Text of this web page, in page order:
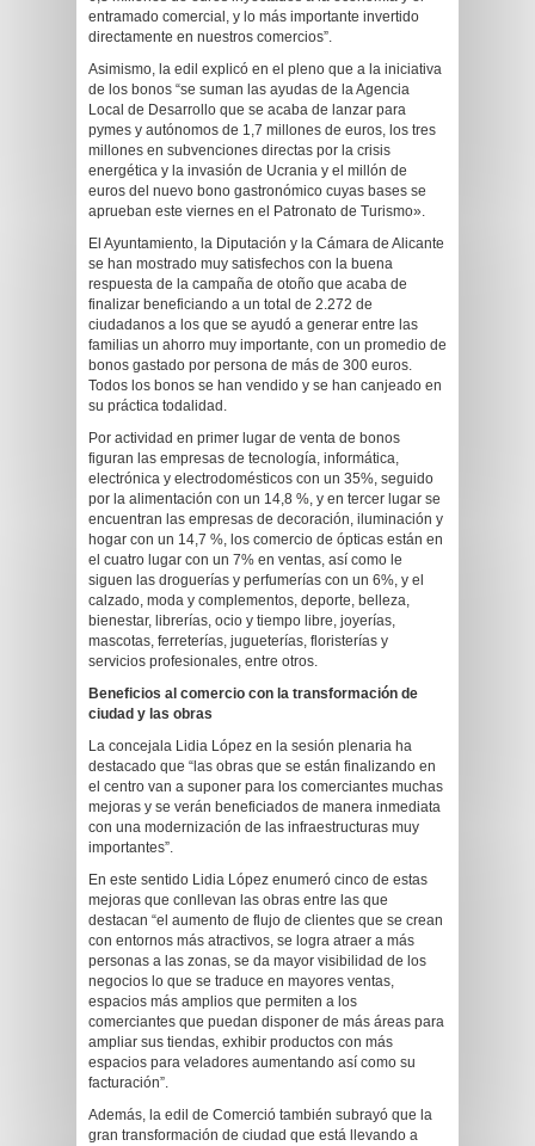
entramado comercial, y lo más importante invertido
directamente en nuestros comercios”.
Asimismo, la edil explicó en el pleno que a la iniciativa
de los bonos “se suman las ayudas de la Agencia
Local de Desarrollo que se acaba de lanzar para
pymes y autónomos de 1,7 millones de euros, los tres
millones en subvenciones directas por la crisis
energética y la invasión de Ucrania y el millón de
euros del nuevo bono gastronómico cuyas bases se
aprueban este viernes en el Patronato de Turismo».
El Ayuntamiento, la Diputación y la Cámara de Alicante
se han mostrado muy satisfechos con la buena
respuesta de la campaña de otoño que acaba de
finalizar beneficiando a un total de 2.272 de
ciudadanos a los que se ayudó a generar entre las
familias un ahorro muy importante, con un promedio de
bonos gastado por persona de más de 300 euros.
Todos los bonos se han vendido y se han canjeado en
su práctica todalidad.
Por actividad en primer lugar de venta de bonos
figuran las empresas de tecnología, informática,
electrónica y electrodomésticos con un 35%, seguido
por la alimentación con un 14,8 %, y en tercer lugar se
encuentran las empresas de decoración, iluminación y
hogar con un 14,7 %, los comercio de ópticas están en
el cuatro lugar con un 7% en ventas, así como le
siguen las droguerías y perfumerías con un 6%, y el
calzado, moda y complementos, deporte, belleza,
bienestar, librerías, ocio y tiempo libre, joyerías,
mascotas, ferreterías, jugueterías, floristerías y
servicios profesionales, entre otros.
Beneficios al comercio con la transformación de
ciudad y las obras
La concejala Lidia López en la sesión plenaria ha
destacado que “las obras que se están finalizando en
el centro van a suponer para los comerciantes muchas
mejoras y se verán beneficiados de manera inmediata
con una modernización de las infraestructuras muy
importantes”.
En este sentido Lidia López enumeró cinco de estas
mejoras que conllevan las obras entre las que
destacan “el aumento de flujo de clientes que se crean
con entornos más atractivos, se logra atraer a más
personas a las zonas, se da mayor visibilidad de los
negocios lo que se traduce en mayores ventas,
espacios más amplios que permiten a los
comerciantes que puedan disponer de más áreas para
ampliar sus tiendas, exhibir productos con más
espacios para veladores aumentando así como su
facturación”.
Además, la edil de Comerció también subrayó que la
gran transformación de ciudad que está llevando a